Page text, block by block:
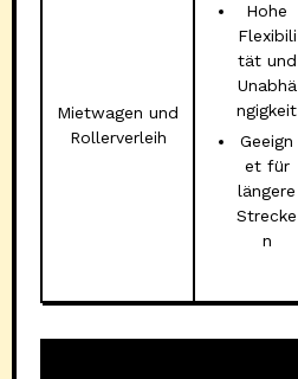
Mietwagen und
Rollerverleih
Hohe
Flexibili
tät und
Unabhä
ngigkeit
Geeign
et für
längere
Strecke
n